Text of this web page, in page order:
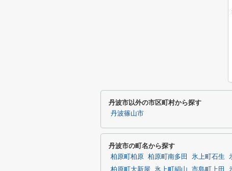
丹波市以外の市区町村から探す
丹波篠山市
丹波市の町名から探す
柏原町柏原 柏原町南多田 氷上町石生
柏原町大新屋
氷上町絹山 市島町上田